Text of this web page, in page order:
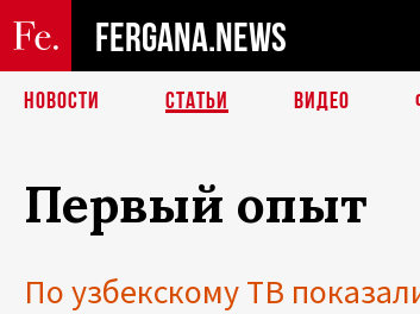
FERGANA.NEWS
НОВОСТИ СТАТЬИ ВИДЕО
Первый опыт
По узбекскому ТВ